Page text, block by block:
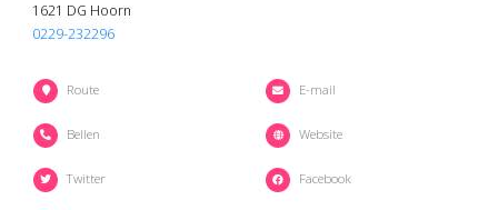
1621 DG Hoorn
0229-232296
Route E-mail
Bellen Website
Twitter Facebook